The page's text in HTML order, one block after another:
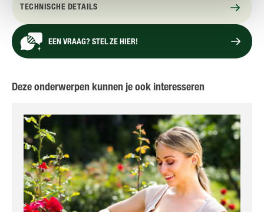
TECHNISCHE DETAILS
EEN VRAAG? STEL ZE HIER!
Deze onderwerpen kunnen je ook interesseren